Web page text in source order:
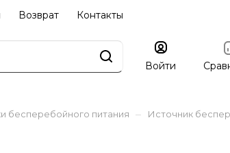
Возврат Контакты
Войти
бесперебойного питания –
Источник